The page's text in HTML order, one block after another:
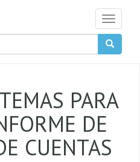
Toggle
PARA
DE
CUENTAS